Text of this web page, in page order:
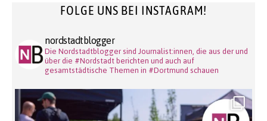
FOLGE UNS BEI INSTAGRAM!
nordstadtblogger
Die Nordstadtblogger sind Journalist:innen, die aus der und
über die #Nordstadt berichten und auch auf
gesamtstädtische Themen in #Dortmund schauen